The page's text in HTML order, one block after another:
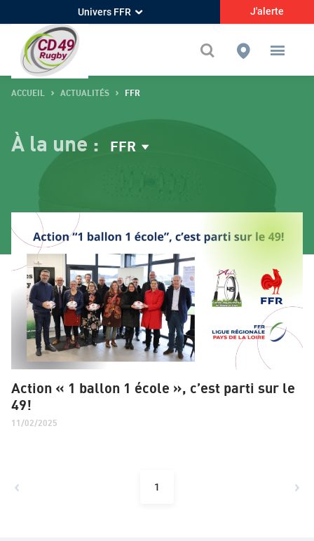
Univers FFR J'alerte
ACCUEIL ACTUALITÉS FFR
À la une : FFR
Action « 1 ballon 1 école », c’est parti sur le
49!
11/02/2025
1